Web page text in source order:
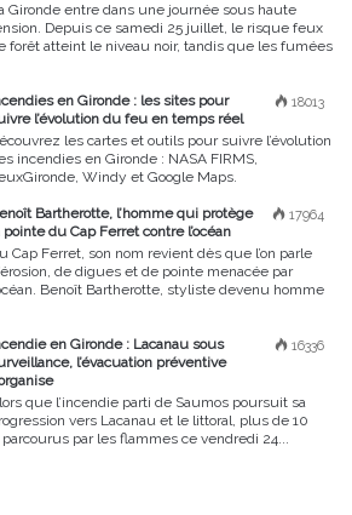
Gironde entre dans une journée sous haute
Depuis ce samedi 25 juillet, le risque feux
forêt atteint le niveau noir, tandis que les fumées
18013
en Gironde : les sites pour
l’évolution du feu en temps réel
les cartes et outils pour suivre l’évolution
incendies en Gironde : NASA FIRMS,
Windy et Google Maps.
17964
Bartherotte, l’homme qui protège
pointe du Cap Ferret contre l’océan
Cap Ferret, son nom revient dès que l’on parle
de digues et de pointe menacée par
Benoît Bartherotte, styliste devenu homme
16336
en Gironde : Lacanau sous
l’évacuation préventive
que l’incendie parti de Saumos poursuit sa
vers Lacanau et le littoral, plus de 10
par les flammes ce vendredi 24...